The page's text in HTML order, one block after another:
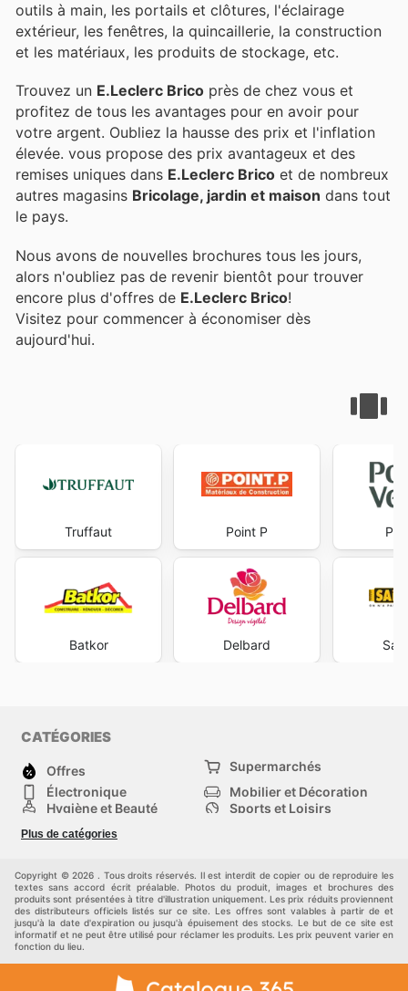
outils à main, les portails et clôtures, l'éclairage
extérieur, les fenêtres, la quincaillerie, la construction
et les matériaux, les produits de stockage, etc.
Trouvez un E.Leclerc Brico près de chez vous et
profitez de tous les avantages pour en avoir pour
votre argent. Oubliez la hausse des prix et l'inflation
élevée. vous propose des prix avantageux et des
remises uniques dans E.Leclerc Brico et de nombreux
autres magasins Bricolage, jardin et maison dans tout
le pays.
Nous avons de nouvelles brochures tous les jours,
alors n'oubliez pas de revenir bientôt pour trouver
encore plus d'offres de E.Leclerc Brico!
Visitez pour commencer à économiser dès
aujourd'hui.
Truffaut
Batkor
Point P
Delbard
CATÉGORIES
Offres
Supermarchés
Électronique
Mobilier et Décoration
Hygiène et Beauté
Sports et Loisirs
Mode
Bricolage, jardin et
Plus de catégories
Copyright © 2026 . Tous droits réservés. Il est interdit de copier ou de reproduire les
textes sans accord écrit préalable. Photos du produit, images et brochures des
produits sont présentées à titre d'illustration uniquement. Les prix réduits proviennent
des distributeurs officiels listés sur ce site. Les offres sont valables à partir de et
jusqu'à la date d'expiration ou jusqu'à épuisement des stocks. Le but de ce site est
informatif et ne peut être utilisé pour réclamer les produits. Les prix peuvent varier en
fonction du lieu.